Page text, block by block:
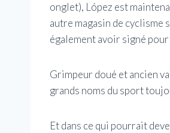
onglet), López est
autre magasin de cyclisme
également avoir signé
Grimpeur doué et ancien
grands noms du sport
Et dans ce qui pourrait